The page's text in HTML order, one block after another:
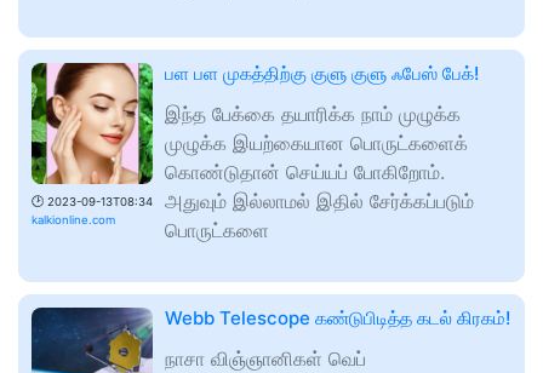
🕑 2023-09-13T08:34
kalkionline.com
பள பள முகத்திற்கு குளு குளு ஃபேஸ் பேக்!
இந்த பேக்கை தயாரிக்க நாம் முழுக்க
முழுக்க இயற்கையான பொருட்களைக்
கொண்டுதான் செய்யப் போகிறோம்.
அதுவும் இல்லாமல் இதில் சேர்க்கப்படும்
பொருட்களை
Webb Telescope கண்டுபிடித்த கடல் கிரகம்!
நாசா விஞ்ஞானிகள் வெப்